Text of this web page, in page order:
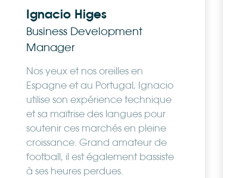
Ignacio Higes
Business Development
Manager
Nos yeux et nos oreilles en
Espagne et au Portugal, Ignacio
utilise son expérience technique
et sa maîtrise des langues pour
soutenir ces marchés en pleine
croissance. Grand amateur de
football, il est également bassiste
à ses heures perdues.